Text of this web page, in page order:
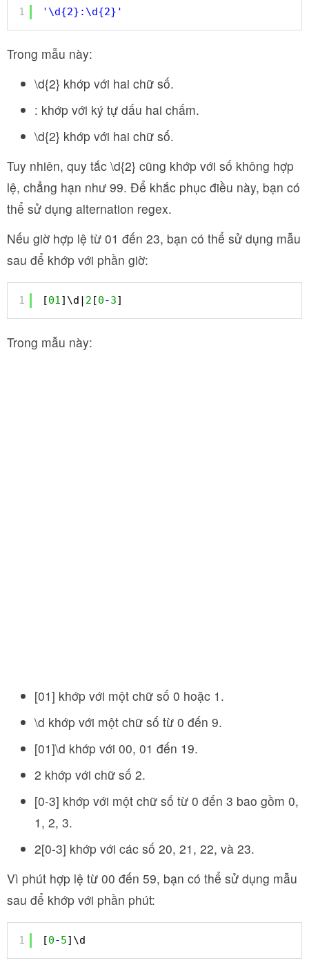
1 '\d{2}:\d{2}'
Trong mẫu này:
\d{2} khớp với hai chữ số.
: khớp với ký tự dấu hai chấm.
\d{2} khớp với hai chữ số.
Tuy nhiên, quy tắc \d{2} cũng khớp với số không hợp
lệ, chẳng hạn như 99. Để khắc phục điều này, bạn có
thể sử dụng alternation regex.
Nếu giờ hợp lệ từ 01 đến 23, bạn có thể sử dụng mẫu
sau để khớp với phần giờ:
1 [01]\d| 2 [0-3]
Trong mẫu này:
[01] khớp với một chữ số 0 hoặc 1.
\d khớp với một chữ số từ 0 đến 9.
[01]\d khớp với 00, 01 đến 19.
2 khớp với chữ số 2.
[0-3] khớp với một chữ số từ 0 đến 3 bao gồm 0,
1, 2, 3.
2[0-3] khớp với các số 20, 21, 22, và 23.
Vì phút hợp lệ từ 00 đến 59, bạn có thể sử dụng mẫu
sau để khớp với phần phút:
1 [0-5]\d